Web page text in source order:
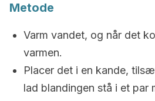
Metode
Varm vandet, og når det
varmen.
Placer det i en kande,
lad blandingen stå i et par